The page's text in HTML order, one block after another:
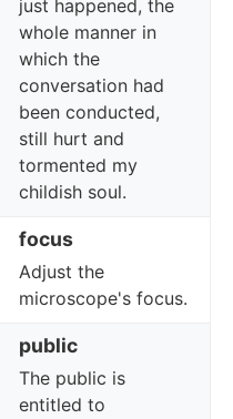
just happened, the
whole manner in
which the
conversation had
been conducted,
still hurt and
tormented my
childish soul.
focus
Adjust the
microscope's focus.
public
The public is
entitled to